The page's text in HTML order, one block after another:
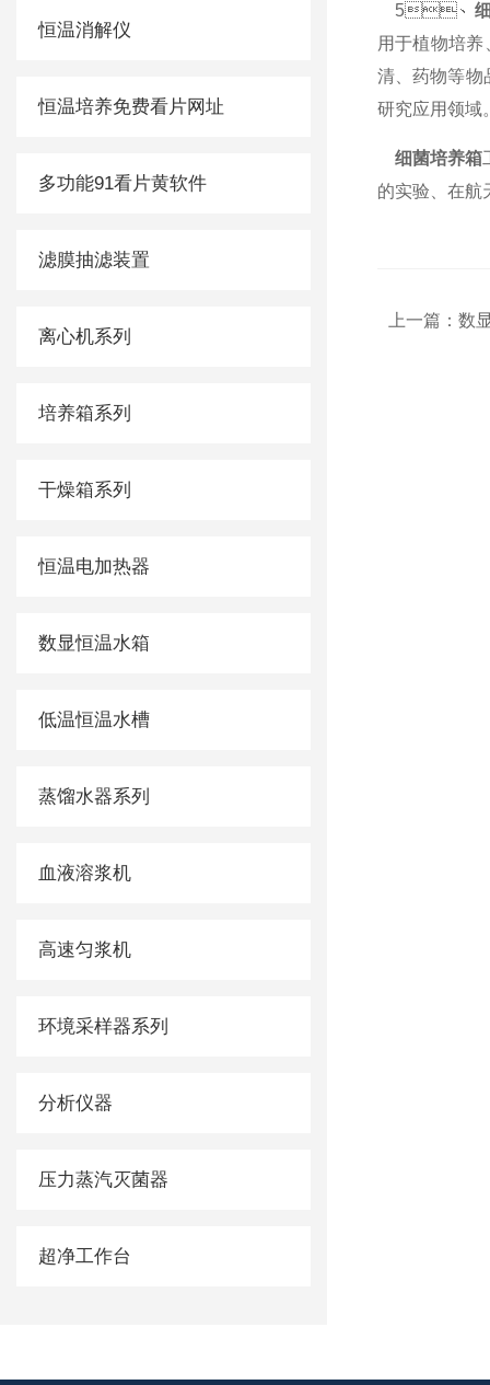
恒温消解仪
恒温培养免费看片网址
多功能91看片黄软件
滤膜抽滤装置
离心机系列
培养箱系列
干燥箱系列
恒温电加热器
数显恒温水箱
低温恒温水槽
蒸馏水器系列
血液溶浆机
高速匀浆机
环境采样器系列
分析仪器
压力蒸汽灭菌器
超净工作台
5、
用于植物培养
清、药物等物
研究应用领域
细菌培养箱
的实验、在航天
上一篇： 数